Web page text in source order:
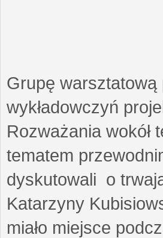
Grupę warsztatową
wykładowczyń
Rozważania wokół
tematem
dyskutowali o
Katarzyny
miało miejsce